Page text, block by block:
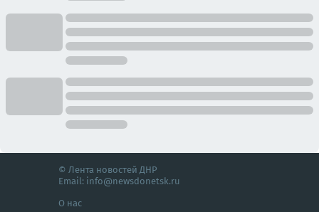
© Лента новостей ДНР
Email: info@newsdonetsk.ru
О нас